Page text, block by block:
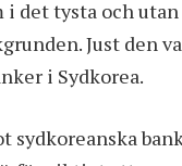
det tysta och
Just den
i Sydkorea.